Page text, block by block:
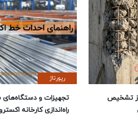
تشخیص
رپورتاژ
تجهیزات و دستگاه‌های
راه‌اندازی کارخانه